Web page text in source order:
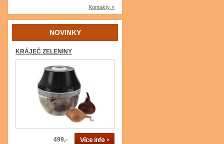
Kontakty »
NOVINKY
KRÁJEČ ZELENINY
499,-